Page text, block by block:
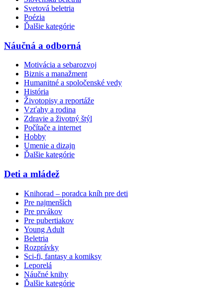
Svetová beletria
Poézia
Ďalšie kategórie
Náučná a odborná
Motivácia a sebarozvoj
Biznis a manažment
Humanitné a spoločenské vedy
História
Životopisy a reportáže
Vzťahy a rodina
Zdravie a životný štýl
Počítače a internet
Hobby
Umenie a dizajn
Ďalšie kategórie
Deti a mládež
Knihorad – poradca kníh pre deti
Pre najmenších
Pre prvákov
Pre pubertiakov
Young Adult
Beletria
Rozprávky
Sci-fi, fantasy a komiksy
Leporelá
Náučné knihy
Ďalšie kategórie